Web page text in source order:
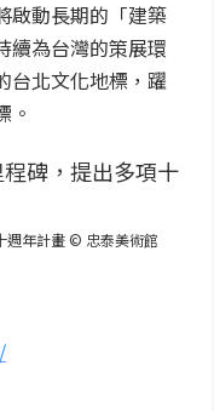
啟動長期的「建築
續為台灣的策展環
台北文化地標，躍
。
週年計畫 © 忠泰美術館